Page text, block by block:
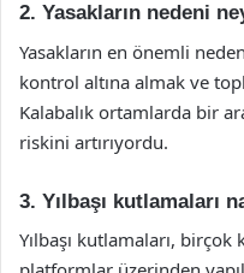
2. Yasakların nedeni
Yasakların en önemli
kontrol altına almak ve
Kalabalık ortamlarda bir
riskini artırıyordu.
3. Yılbaşı kutlamaları
Yılbaşı kutlamaları,